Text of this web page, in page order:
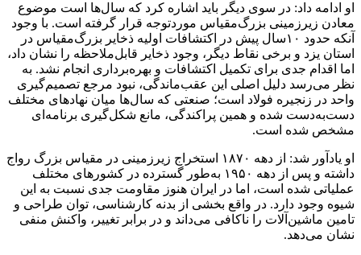
او ادامه داد: در سوی دیگر باید اشاره کرد که سال‌ها است موضوع
معادن زیرزمینی بزرگ‌مقیاس موردتوجه قرار گرفته است. با وجود
آنکه حدود ۱۰سال پیش در اکتشافات اولیه ذخایر بزرگ‌مقیاس در
استان یزد و برخی نقاط دیگر، وجود ذخایر قابل‌ملاحظه را نشان داد،
اما اقدام جدی برای تکمیل اکتشافات و بهره‌برداری انجام نشد. به
نظر می‌رسد دلیل اصلی این عقب‌ماندگی، نبود مرجع تصمیم‌گیری
واحد در زنجیره فولاد است؛ صنعتی که سال‌ها میان نهادهای مختلف
دست‌به‌دست شده و همین پراکندگی، مانع شکل‌گیری برنامه‌ای
مشخص شده است.
او یادآور شد: از دهه ۱۸۷۰ استخراج زیرزمینی در مقیاس بزرگ رواج
داشته و پس از دهه ۱۹۵۰ به‌طور گسترده در کشورهای مختلف
عملیاتی شده است، اما در ایران هنوز مقاومت جدی نسبت به این
شیوه وجود دارد. در واقع بخشی از بدنه کارشناسی، توان طراحی و
تامین ماشین‌آلات را ناکافی می‌داند و در برابر تغییر، واکنش منفی
نشان می‌دهد.